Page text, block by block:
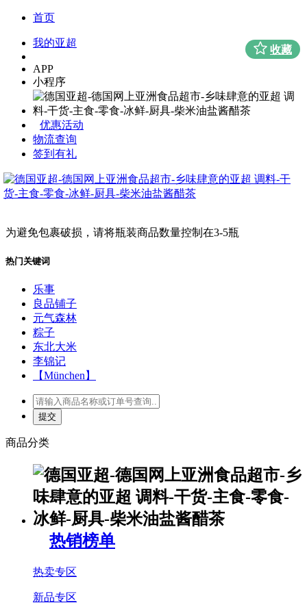
首页
我的亚超
APP
小程序
优惠活动
物流查询
签到有礼
为避免包裹破损，请将瓶装商品数量控制在3-5瓶
热门关键词
乐事
良品铺子
元气森林
粽子
东北大米
李锦记
【München】
商品分类
热销榜单
热卖专区
新品专区
收藏